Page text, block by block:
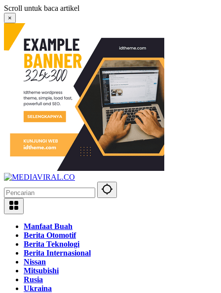
Langsung
ke
konten
Scroll untuk baca artikel
×
Manfaat Buah
Berita Otomotif
Berita Teknologi
Berita Internasional
Nissan
Mitsubishi
Rusia
Ukraina